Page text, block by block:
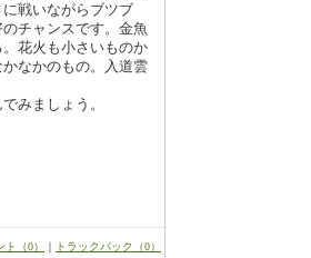
戦いながらブツブ
チャンスです。金魚
花火も小さいものか
なかのもの。入道雲
みましょう。
ト（0） ｜ トラックバック（0）